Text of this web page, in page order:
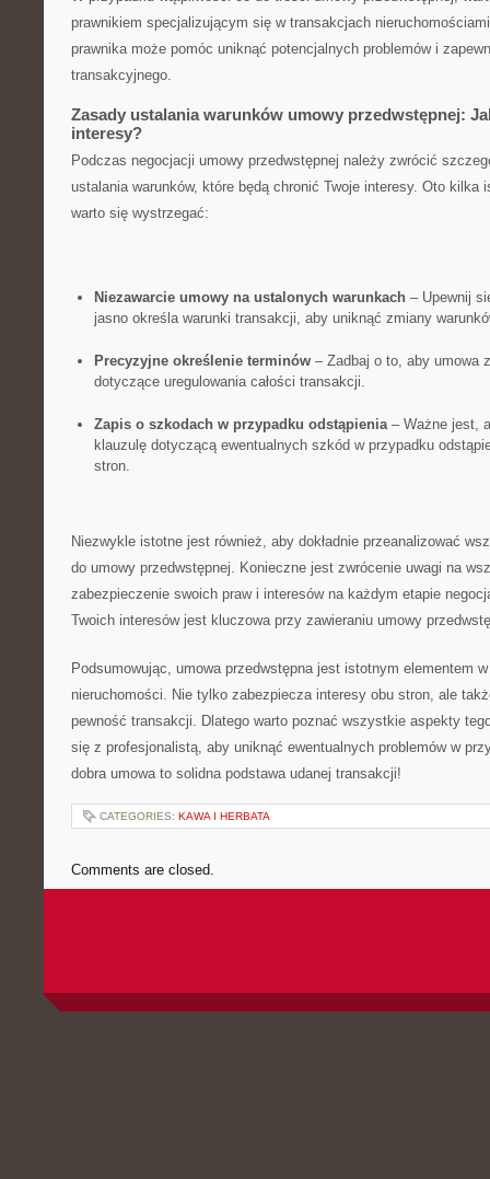
prawnikiem specjalizującym się ‍w transakcjach
⁣prawnika może ⁣pomóc uniknąć potencjalnych problemów i
transakcyjnego.
Zasady ustalania warunków umowy przedwstępnej:
interesy?
Podczas negocjacji umowy przedwstępnej należy‍ zwrócić
ustalania warunków, które będą chronić Twoje interesy. Oto ‍kilka
warto się wystrzegać:
Niezawarcie umowy na ustalonych‌ warunkach– Upewnij
‌jasno określa warunki transakcji, aby uniknąć ⁤zmiany
Precyzyjne określenie ⁣terminów– Zadbaj o to, aby umowa
dotyczące uregulowania całości transakcji.
Zapis o szkodach w przypadku odstąpienia– Ważne jest,
klauzulę ⁤dotyczącą ewentualnych szkód w przypadku
stron.
Niezwykle istotne⁤ jest również, aby dokładnie przeanalizować
do umowy przedwstępnej.‌ Konieczne jest ⁣zwrócenie uwagi na
zabezpieczenie swoich praw i ⁣interesów na każdym etapie
Twoich interesów jest kluczowa przy zawieraniu⁤ umowy
Podsumowując, umowa przedwstępna jest istotnym elementem
nieruchomości. Nie ‌tylko zabezpiecza interesy obu stron, ale
pewność transakcji. Dlatego warto poznać wszystkie aspekty
się z profesjonalistą, aby uniknąć ewentualnych problemów w
dobra umowa to solidna podstawa udanej transakcji!
CATEGORIES: KAWA I HERBATA
Comments are closed.